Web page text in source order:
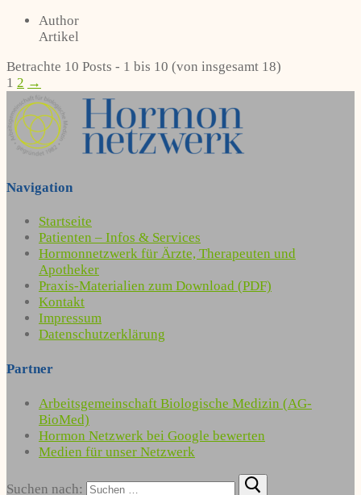
Author
Artikel
Betrachte 10 Posts - 1 bis 10 (von insgesamt 18)
1 2 →
Navigation
Startseite
Patienten – Infos & Services
Hormonnetzwerk für Ärzte, Therapeuten und
Apotheker
Praxis-Materialien zum Download (PDF)
Kontakt
Impressum
Datenschutzerklärung
Partner
Arbeitsgemeinschaft Biologische Medizin (AG-
BioMed)
Hormon Netzwerk bei Google bewerten
Medien für unser Netzwerk
Suchen nach: